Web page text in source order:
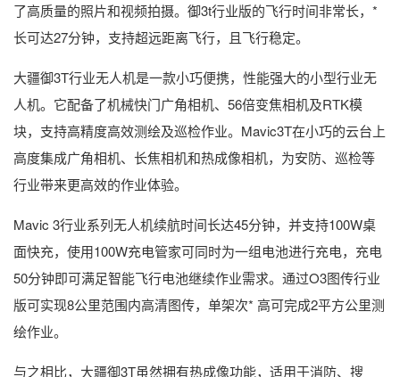
了高质量的照片和视频拍摄。御3t行业版的飞行时间非常长，*
长可达27分钟，支持超远距离飞行，且飞行稳定。
大疆御3T行业无人机是一款小巧便携，性能强大的小型行业无
人机。它配备了机械快门广角相机、56倍变焦相机及RTK模
块，支持高精度高效测绘及巡检作业。Mavic3T在小巧的云台上
高度集成广角相机、长焦相机和热成像相机，为安防、巡检等
行业带来更高效的作业体验。
Mavic 3行业系列无人机续航时间长达45分钟，并支持100W桌
面快充，使用100W充电管家可同时为一组电池进行充电，充电
50分钟即可满足智能飞行电池继续作业需求。通过O3图传行业
版可实现8公里范围内高清图传，单架次* 高可完成2平方公里测
绘作业。
与之相比，大疆御3T虽然拥有热成像功能，适用于消防、搜